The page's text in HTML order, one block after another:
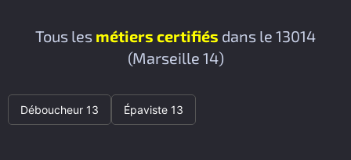
Tous les métiers certifiés dans le 13014
(Marseille 14)
Déboucheur 13 Épaviste 13